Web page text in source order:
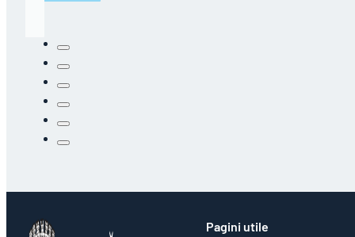
Pagini utile